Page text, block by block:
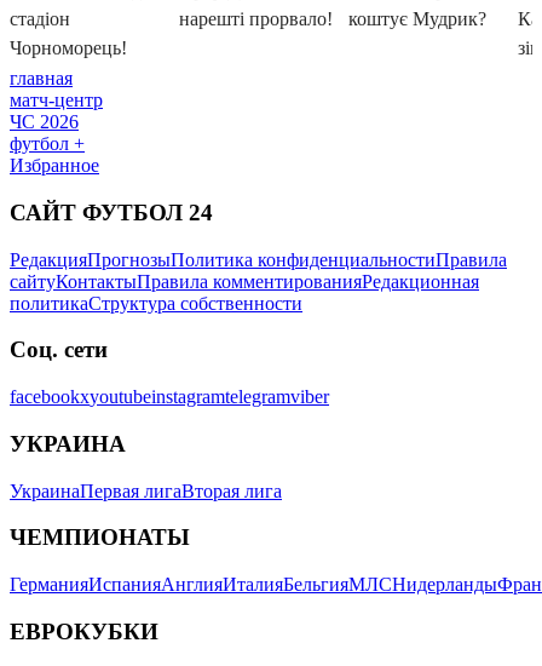
главная
матч-центр
ЧС 2026
футбол +
Избранное
САЙТ ФУТБОЛ 24
РедакцияПрогнозыПолитика конфиденциальностиПравила
сайтуКонтактыПравила комментированияРедакционная
политикаСтруктура собственности
Соц. сети
facebookxyoutubeinstagramtelegramviber
УКРАИНА
УкраинаПервая лигаВторая лига
ЧЕМПИОНАТЫ
ГерманияИспанияАнглияИталияБельгияМЛСНидерланды
ЕВРОКУБКИ